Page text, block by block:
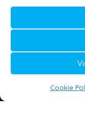
Cookie
Editore
Galatina24 è